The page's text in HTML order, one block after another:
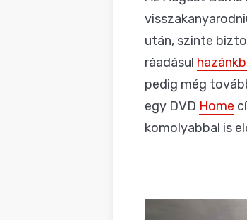
után, szinte
ráadásul
pedig még
egy DVD Home
komolyabbal is